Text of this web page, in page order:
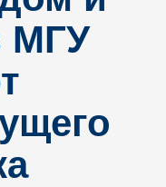
МГУ